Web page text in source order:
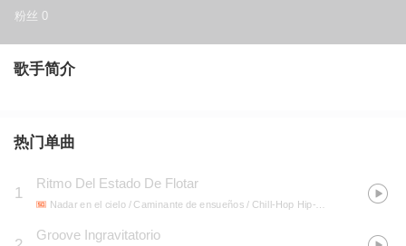
粉丝 0
歌手简介
热门单曲
1
Ritmo Del Estado De Flotar
Nadar en el cielo / Caminante de ensueños / Chill-Hop Hip-Hop suave - Hip
Groove Ingravitatorio